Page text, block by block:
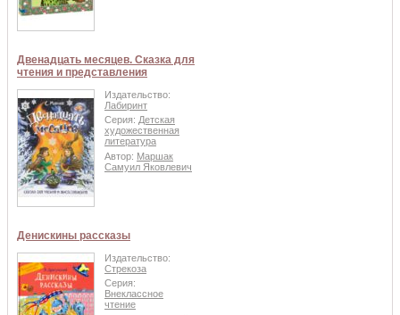
Двенадцать месяцев. Сказка для
чтения и представления
Издательство:
Лабиринт
Серия: Детская
художественная
литература
Автор: Маршак
Самуил Яковлевич
Денискины рассказы
Издательство:
Стрекоза
Серия:
Внеклассное
чтение